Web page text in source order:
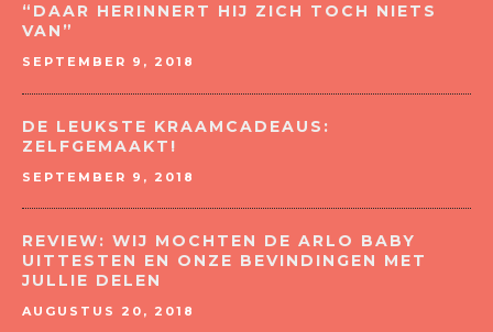
“DAAR HERINNERT HIJ ZICH TOCH NIETS
VAN”
SEPTEMBER 9, 2018
DE LEUKSTE KRAAMCADEAUS:
ZELFGEMAAKT!
SEPTEMBER 9, 2018
REVIEW: WIJ MOCHTEN DE ARLO BABY
UITTESTEN EN ONZE BEVINDINGEN MET
JULLIE DELEN
AUGUSTUS 20, 2018